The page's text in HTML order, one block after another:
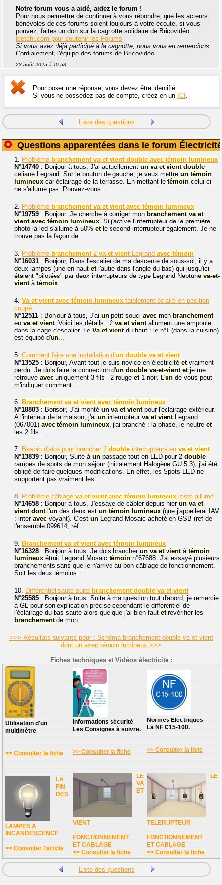
Notre forum vous a aidé, aidez le forum !
Pour nous permettre de continuer à vous répondre, que les acteurs
bénévoles de ces forums soient toujours à votre écoute, si vous
pouvez, faites un don sur la cagnotte solidaire de Bricovidéo.
leetchi.com pour soutenir les Forums
Si vous avez déjà participé à la cagnotte, nous vous en remercions.
Cordialement, l'équipe des forums de Bricovidéo.
23 août 2025 à 10:53
Pour poser une réponse, vous devez être identifié.
Si vous ne possédez pas de compte, créez-en un ICI
Liste des questions
Questions apparentées dans le forum Électricité
1. Problème branchement va et vient double avec témoin lumineux
N°14740 : Bonjour à tous, J'ai actuellement un va et vient double
celiane Legrand. Sur le bouton de gauche, je veux mettre un témoin
lumineux car éclairage de la terrasse. En mettant le témoin celui-ci
ne s'allume pas. Pouvez-vous...
2. Problème branchement va et vient avec témoin lumineux
N°19759 : Bonjour. Je cherche à corriger mon branchement va et
vient avec témoin lumineux . Si j'active l'interrupteur de la première
photo la led s'allume à 50% et le second interrupteur également. Je ne
trouve pas la façon de...
3. Problème branchement 2 va-et-vient Legrand avec témoin
N°16031 : Bonjour, Dans l'escalier de ma descente de sous-sol, il y a
deux lampes (une en haut et l'autre dans l'angle du bas) qui jusqu'ici
étaient "pilotées" par deux interrupteurs de type Legrand Neptune va-et-
vient à témoin
4. Va et vient avec témoin lumineux faiblement éclairé en position
coupé
N°12511 : Bonjour à tous, J'ai un petit souci avec mon branchement
en va et vient . Voici les détails : 2 va et vient allument une ampoule
dans la cage d'escalier. Le Va et vient du haut : le n°1 (dans la cuisine)
est équipé d'un
5. Comment faire une installation d'un double va et vient
N°13525 : Bonjour, Avant tout je suis novice en électricité et vraiment
perdu. Je dois faire la connection d'un double va-et-vient et je me
retrouve avec uniquement 3 fils - 2 rouge et 1 noir. L'un de vous peut
m'indiquer comment...
6. Branchement va et vient avec témoin lumineux
N°18803 : Bonsoir, J'ai monté un va et vient pour l'éclairage extérieur.
A l'intérieur de la maison, j'ai un interrupteur va et vient Legrand
(067001) avec témoin lumineux , j'ai branché : la phase, le neutre et
les 2 fils...
7. Besoin d'aide pour brancher 2 double interrupteurs en va et vient
N°13839 : Bonjour, Suite à un passage tout en LED pour 2 double
rampes de spots de mon séjour (initialement Halogène GU 5.3), j'ai été
obligé de faire quelques modifications. En effet, les Spots LED ne
supportent pas vraiment les...
8. Problème câblage va-et-vient avec témoin lumineux reste allumé
N°14658 : Bonjour à tous, J'essaye de câbler depuis hier un va-et-
vient dont l'un des deux est un témoin lumineux (que j'appellerai IAV
: inter avec voyant). C'est un Legrand Mosaic acheté en GSB (ref de
l'ensemble 099614, réf...
9. Branchement va et vient avec témoin lumineux
N°16328 : Bonjour à tous. Je dois brancher un va et vient à témoin
lumineux étroit Legrand Mosaic témoin n°67688. J'ai essayé plusieurs
branchements sans que je n'arrive au bon câblage de fonctionnement.
Soit les deux témoins...
10. Différentiel saute suite branchement double va-et-vient
N°25585 : Bonjour à tous. Suite à ma question tout d'abord, je remercie
à GL pour son explication précise cependant le différentiel de
l'éclairage du bas saute alors que que j'ai bien faut et revérifier les
branchement de mon...
>>> Résultats suivants pour : Schéma branchement double va et vient
dont un avec témoin lumineux >>>
Fiches techniques et Vidéos électricité :
Utilisation d'un
multimètre
>> Consulter la fiche
Informations sécurité
Les Consignes à suivre.
>> Consulter la fiche
Normes Electriques
La NF C15-100.
>> Consulter la liste
LA
FIN
DES
LAMPES A
INCANDESCENCE
>> Consulter l'article
LE
VA
ET
VIENT
FONCTIONNEMENT
ET CABLAGE
>> Consulter la fiche
LE
TELERUPTEUR
FONCTIONNEMENT
ET CABLAGE
>> Consulter la fiche
Liste des questions